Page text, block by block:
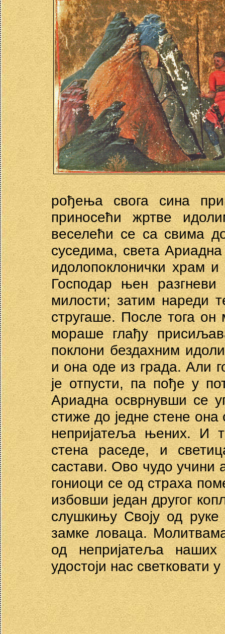
рођења свога сина
приносећи жртве
веселећи се са свима
суседима, света
идолопоклонички храм и
Господар њен
милости; затим нареди
стругаше. После тога он
мораше глађу
поклони бездахним
и она оде из града. Али
је отпусти, па пође у
Ариадна осврнувши се
стиже до једне стене
непријатеља њених. И
стена раседе, и
састави. Ово чудо учини
гониоци се од страха
избовши један другог
слушкињу Своју од
замке ловаца.
од непријатеља
удостоји нас светковати